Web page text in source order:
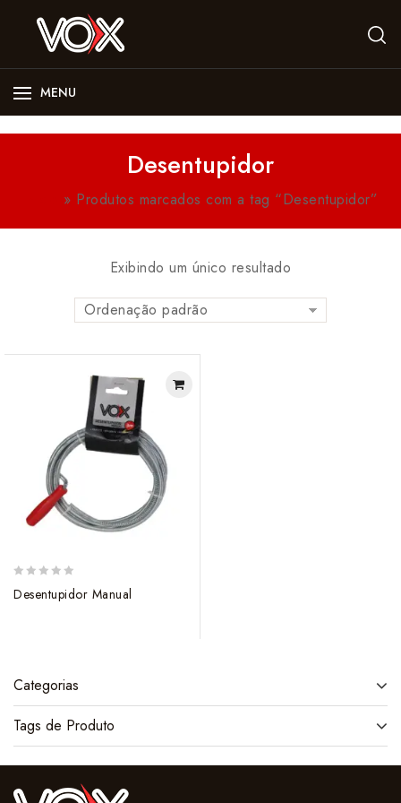
MENU
Desentupidor
» Produtos marcados com a tag “Desentupidor”
Exibindo um único resultado
Ordenação padrão
out
Desentupidor Manual
Categorias
Tags de Produto